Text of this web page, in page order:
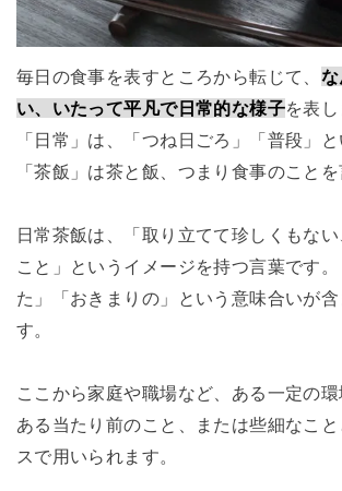
毎日の食事を表すところから転じて、
い、いたって平凡で日常的な様子を表し
「日常」は、「つね日ごろ」「普段」と
「茶飯」は茶と飯、つまり食事のことを
日常茶飯は、「取り立てて珍しくもな
こと」というイメージを持つ言葉です
た」「おきまりの」という意味合いが
す。
ここから家庭や職場など、ある一定の環
ある当たり前のこと、または些細なこ
スで用いられます。